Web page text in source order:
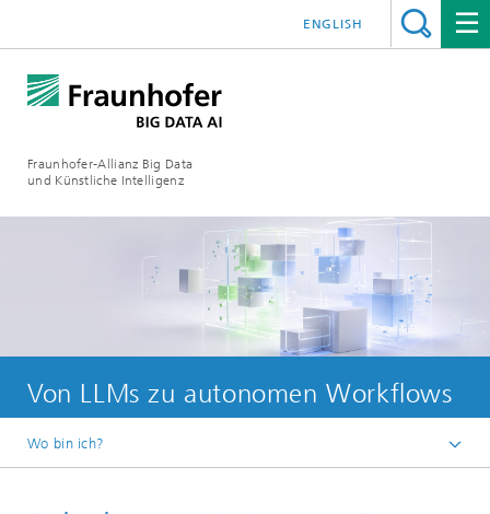
Fraunhofer-Allianz Big Data
und Künstliche Intelligenz
ENGLISH
Von LLMs zu autonomen Workflows
Wo bin ich?